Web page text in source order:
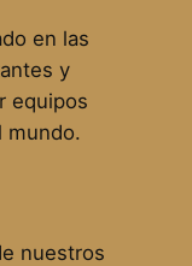
en las
y
equipos
mundo.
nuestros